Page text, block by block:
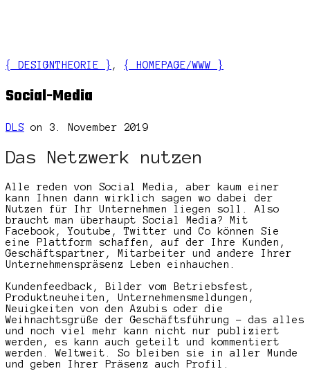
{ DESIGNTHEORIE } , { HOMEPAGE/WWW }
Social-Media
DLS on 3. November 2019
Das Netzwerk nutzen
Alle reden von Social Media, aber kaum einer
kann Ihnen dann wirklich sagen wo dabei der
Nutzen für Ihr Unternehmen liegen soll. Also
braucht man überhaupt Social Media? Mit
Facebook, Youtube, Twitter und Co können Sie
eine Plattform schaffen, auf der Ihre Kunden,
Geschäftspartner, Mitarbeiter und andere Ihrer
Unternehmenspräsenz Leben einhauchen.
Kundenfeedback, Bilder vom Betriebsfest,
Produktneuheiten, Unternehmensmeldungen,
Neuigkeiten von den Azubis oder die
Weihnachtsgrüße der Geschäftsführung – das alles
und noch viel mehr kann nicht nur publiziert
werden, es kann auch geteilt und kommentiert
werden. Weltweit. So bleiben sie in aller Munde
und geben Ihrer Präsenz auch Profil.